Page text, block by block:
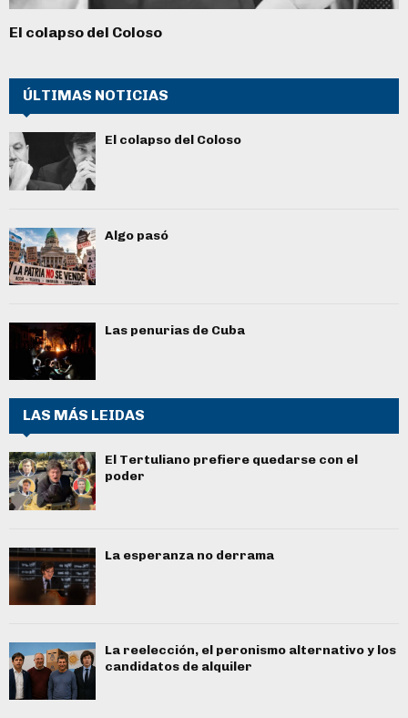
El colapso del Coloso
ÚLTIMAS NOTICIAS
El colapso del Coloso
Algo pasó
Las penurias de Cuba
LAS MÁS LEIDAS
El Tertuliano prefiere quedarse con el
poder
La esperanza no derrama
La reelección, el peronismo alternativo y los
candidatos de alquiler